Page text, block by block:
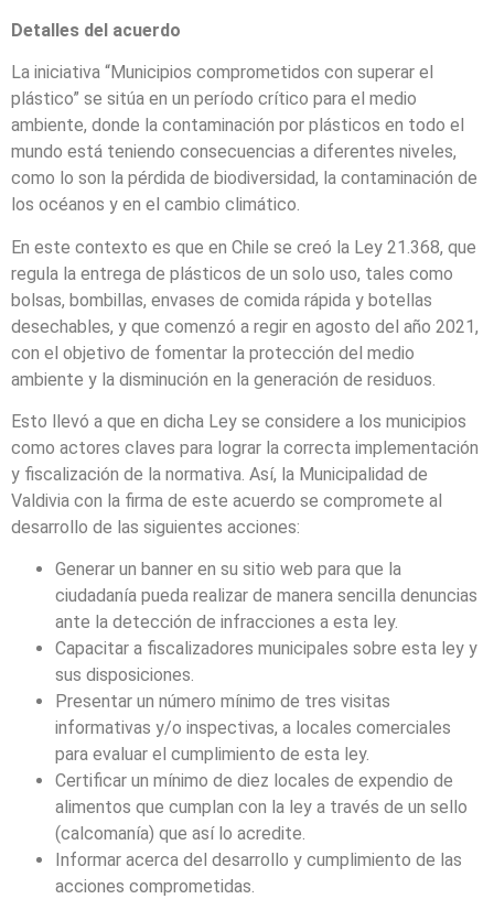
Detalles del acuerdo
La iniciativa “Municipios comprometidos con superar el
plástico” se sitúa en un período crítico para el medio
ambiente, donde la contaminación por plásticos en todo el
mundo está teniendo consecuencias a diferentes niveles,
como lo son la pérdida de biodiversidad, la contaminación de
los océanos y en el cambio climático.
En este contexto es que en Chile se creó la Ley 21.368, que
regula la entrega de plásticos de un solo uso, tales como
bolsas, bombillas, envases de comida rápida y botellas
desechables, y que comenzó a regir en agosto del año 2021,
con el objetivo de fomentar la protección del medio
ambiente y la disminución en la generación de residuos.
Esto llevó a que en dicha Ley se considere a los municipios
como actores claves para lograr la correcta implementación
y fiscalización de la normativa. Así, la Municipalidad de
Valdivia con la firma de este acuerdo se compromete al
desarrollo de las siguientes acciones:
Generar un banner en su sitio web para que la
ciudadanía pueda realizar de manera sencilla denuncias
ante la detección de infracciones a esta ley.
Capacitar a ﬁscalizadores municipales sobre esta ley y
sus disposiciones.
Presentar un número mínimo de tres visitas
informativas y/o inspectivas, a locales comerciales
para evaluar el cumplimiento de esta ley.
Certiﬁcar un mínimo de diez locales de expendio de
alimentos que cumplan con la ley a través de un sello
(calcomanía) que así lo acredite.
Informar acerca del desarrollo y cumplimiento de las
acciones comprometidas.